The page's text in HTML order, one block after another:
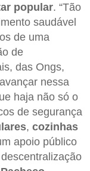
popular. “Tão
saudável
de uma
de
das Ongs,
nessa
haja não só o
de segurança
, cozinhas
apoio público